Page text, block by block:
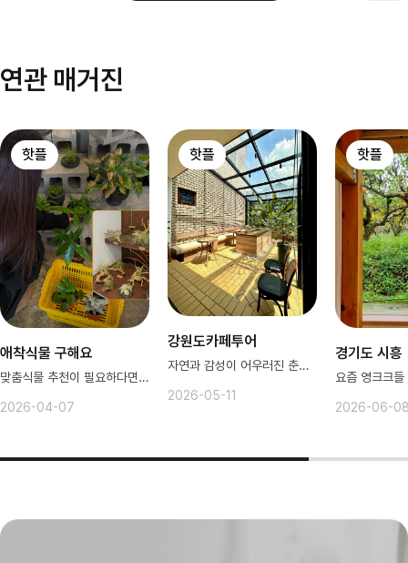
연관 매거진
핫플
애착식물 구해요
맞춤식물 추천이 필요하다면? 여기로
2026-04-07
핫플
강원도카페투어
자연과 감성이 어우러진 춘천카페
2026-05-11
핫플
경기도 시흥
2026-06-